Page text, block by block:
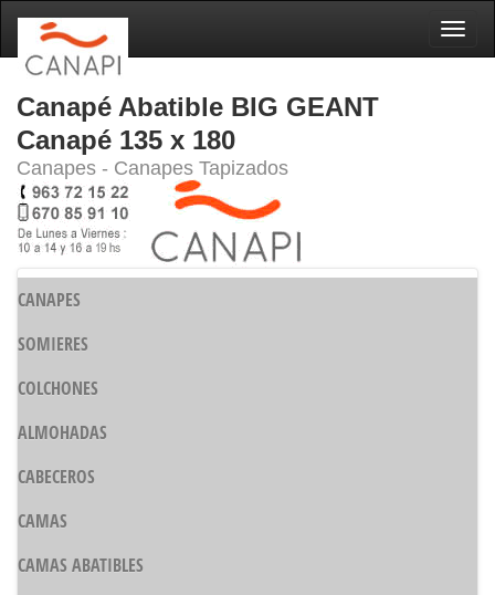
Canapé Abatible BIG GEANT
Canapé 135 x 180
Canapes - Canapes Tapizados
CANAPES
SOMIERES
COLCHONES
ALMOHADAS
CABECEROS
CAMAS
CAMAS ABATIBLES